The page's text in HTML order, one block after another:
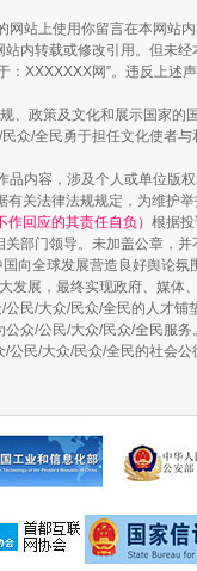
让核能赋能千行百业
网站上使用你留言在本网站内
内转载或修改引用。但未经
XXXXXXX网”。违反上述声
、政策及文化和展示国家的
众/全民勇于担任文化使者与
品内容，涉及个人或单位版
关法律法规规定，为维护举
回应的其责任自负） 根据
部门领导。未加盖公章，并
向全球发展营造良好舆论氛
发展，最终实现政府、媒体
民/大众/民众/全民的人才铺
众/公民/大众/民众/全民服务
公民/大众/民众/全民的社会公